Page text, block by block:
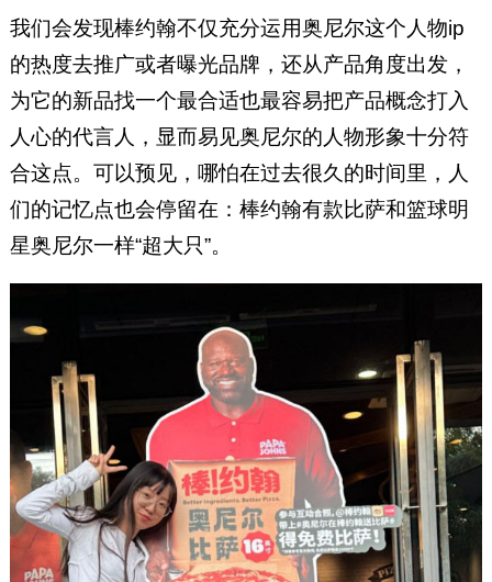
我们会发现棒约翰不仅充分运用奥尼尔这个人物ip
的热度去推广或者曝光品牌，还从产品角度出发，
为它的新品找一个最合适也最容易把产品概念打入
人心的代言人，显而易见奥尼尔的人物形象十分符
合这点。可以预见，哪怕在过去很久的时间里，人
们的记忆点也会停留在：棒约翰有款比萨和篮球明
星奥尼尔一样“超大只”。